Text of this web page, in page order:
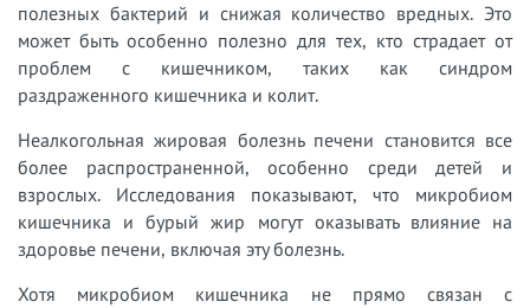
полезных бактерий и снижая количество вредных. Это
может быть особенно полезно для тех, кто страдает от
проблем с кишечником, таких как синдром
раздраженного кишечника и колит.
Неалкогольная жировая болезнь печени становится все
более распространенной, особенно среди детей и
взрослых. Исследования показывают, что микробиом
кишечника и бурый жир могут оказывать влияние на
здоровье печени, включая эту болезнь.
Хотя микробиом кишечника не прямо связан с